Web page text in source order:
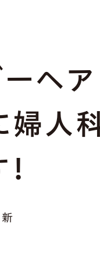
ヘア
婦人